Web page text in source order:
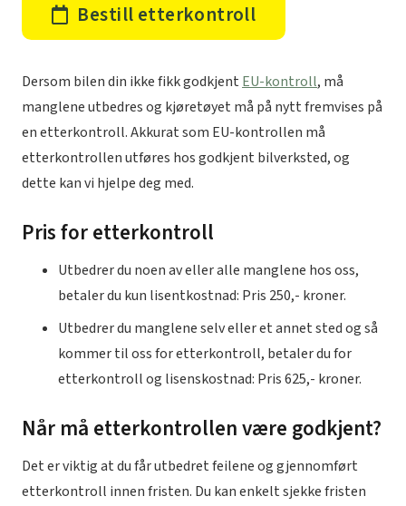
Bestill etterkontroll
Dersom bilen din ikke fikk godkjent EU-kontroll, må
manglene utbedres og kjøretøyet må på nytt fremvises på
en etterkontroll. Akkurat som EU-kontrollen må
etterkontrollen utføres hos godkjent bilverksted, og
dette kan vi hjelpe deg med.
Pris for etterkontroll
Utbedrer du noen av eller alle manglene hos oss,
betaler du kun lisentkostnad: Pris 250,- kroner.
Utbedrer du manglene selv eller et annet sted og så
kommer til oss for etterkontroll, betaler du for
etterkontroll og lisenskostnad: Pris 625,- kroner.
Når må etterkontrollen være godkjent?
Det er viktig at du får utbedret feilene og gjennomført
etterkontroll innen fristen. Du kan enkelt sjekke fristen